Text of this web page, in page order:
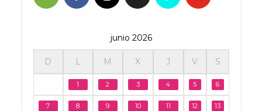
junio 2026
D L M X J V S
1 2 3 4 5 6
7 8 9 10 11 12 13